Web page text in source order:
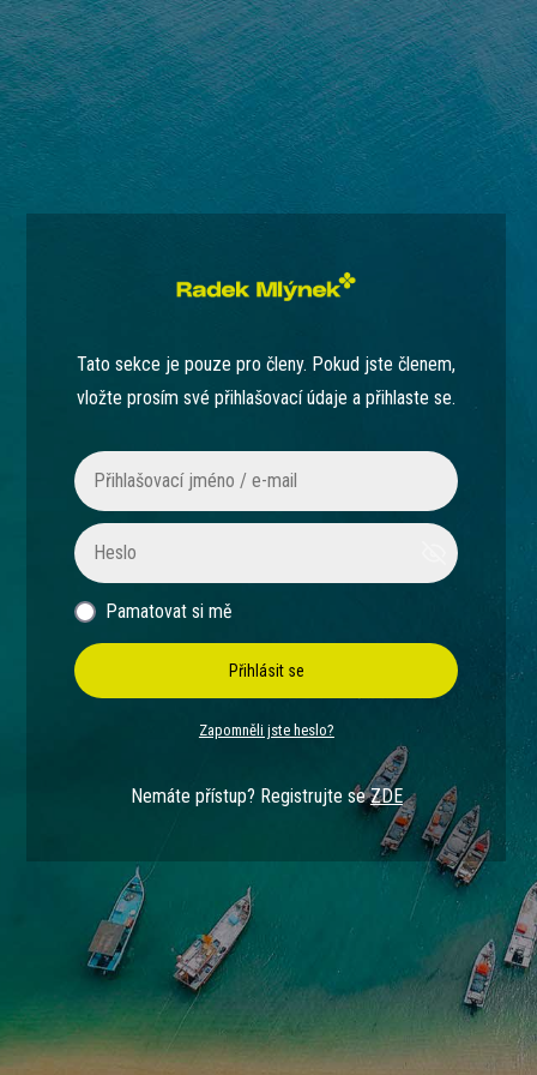
Tato sekce je pouze pro členy. Pokud jste členem,
vložte prosím své přihlašovací údaje a přihlaste se.
Pamatovat si mě
Přihlásit se
Zapomněli jste heslo?
Nemáte přístup? Registrujte seZDE